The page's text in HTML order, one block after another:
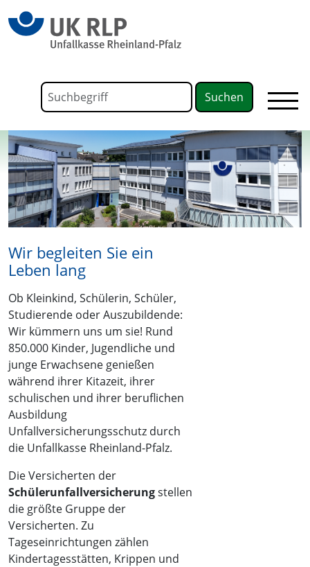
Formular für die Volltextsuche
Wir begleiten Sie ein
Leben lang
Ob Kleinkind, Schülerin, Schüler,
Studierende oder Auszubildende:
Wir kümmern uns um sie! Rund
850.000 Kinder, Jugendliche und
junge Erwachsene genießen
während ihrer Kitazeit, ihrer
schulischen und ihrer beruflichen
Ausbildung
Unfallversicherungsschutz durch
die Unfallkasse Rheinland-Pfalz.
Die Versicherten der
Schülerunfallversicherungstellen
die größte Gruppe der
Versicherten. Zu
Tageseinrichtungen zählen
Kindertagesstätten, Krippen und